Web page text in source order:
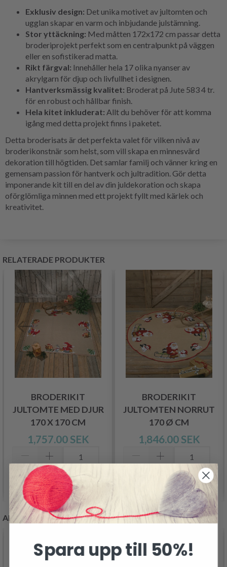
Exklusiv design: Det unika motivet av jultomten och
ugglan skapar en varm och inbjudande julstämning.
Stor yttäckning: Med måtten 172x172 cm passar detta
broderiprojekt perfekt som en centralpunkt på väggen
eller en sofistikerad matta.
Rikt färgval: Innehåller hela 17 olika nyanser av
akrylgarn för djup och livfullhet i designen.
Hantverksmässig kvalitet: Broderat på Jute 583 4 tr.
för en robust och hållbar finish.
Hela kitet inkluderat: Allt du behöver för att komma
igång med detta projekt finns i paketet.
Detta broderisats är det perfekta valet för vilken nivå av
broderikonstnär som helst, som vill skapa en minnesvärd
dekoration till högtiden. Det samlar familj och vänner kring en
gemensam passion för hantverk och jultradition. Gör detta
imponerande kit till en del av din juldekoration och skapa
oförglömliga minnen med ett projekt fyllt med kärlek och
kreativitet.
RELATERADE PRODUKTER
BRODERIKIT
JULTOMTE MED DJUR
170 X 170 CM
1,757.00 SEK
Lägg till varukorgen
BRODERIKIT
JULTOMTEN NORRUT
170 Ø CM
1,846.00 SEK
Lägg till varukorgen
ANDRA KUNDER KÖPTE
Spara upp till 50%!